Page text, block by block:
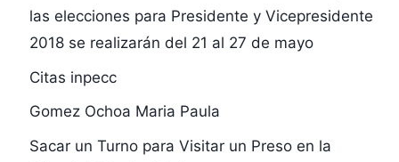
las elecciones para Presidente y Vicepresidente
2018 se realizarán del 21 al 27 de mayo
Citas inpecc
Gomez Ochoa Maria Paula
Sacar un Turno para Visitar un Preso en la